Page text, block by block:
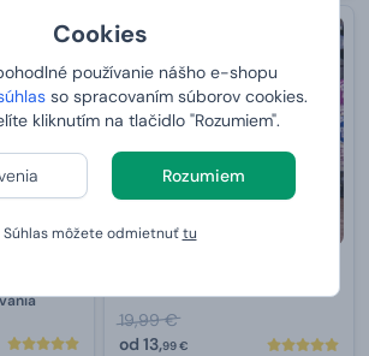
Cookies
používanie nášho e-shopu
so spracovaním súborov cookies.
kliknutím na tlačidlo "Rozumiem".
Rozumiem
Súhlas môžete odmietnuťtu
19,99 €
od 13,99 €